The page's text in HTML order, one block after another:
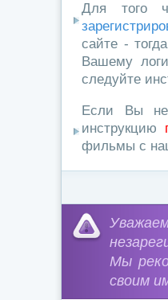
Для того
сайте -
Вашему
следуйте
Если Вы не
инструкцию
фильмы с
Мы
своим